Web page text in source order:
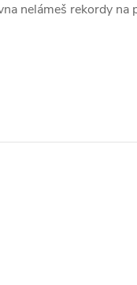
nelámeš rekordy na